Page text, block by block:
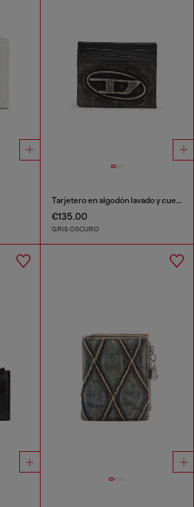
Tarjetero en algodón lavado y cuero
€135.00
GRIS OSCURO